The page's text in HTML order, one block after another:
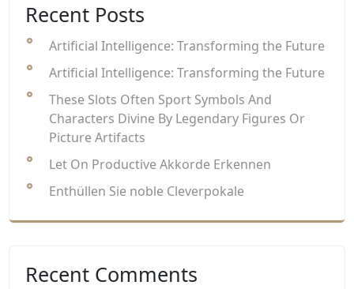
Recent Posts
Artificial Intelligence: Transforming the Future
Artificial Intelligence: Transforming the Future
These Slots Often Sport Symbols And
Characters Divine By Legendary Figures Or
Picture Artifacts
Let On Productive Akkorde Erkennen
Enthüllen Sie noble Cleverpokale
Recent Comments